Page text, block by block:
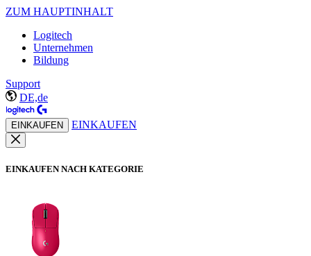
ZUM HAUPTINHALT
Logitech
Unternehmen
Bildung
Support
DE,de
EINKAUFEN EINKAUFEN
EINKAUFEN NACH KATEGORIE